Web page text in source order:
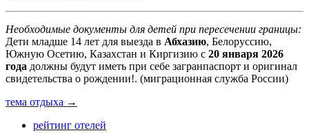
Необходимые документы для детей при пересечении границы:
Дети младше 14 лет для выезда в Абхазию, Белоруссию,
Южную Осетию, Казахстан и Киргизию с 20 января 2026
года должны будут иметь при себе загранпаспорт и оригинал
свидетельства о рождении!. (миграционная служба России)
тема отдыха →
рейтинг отелей